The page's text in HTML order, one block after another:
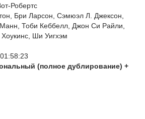
Робертс
Бри Ларсон, Сэмюэл Л. Джексон,
Тоби Кеббелл, Джон Си Райли,
Ши Уигхэм
(полное дублирование) +